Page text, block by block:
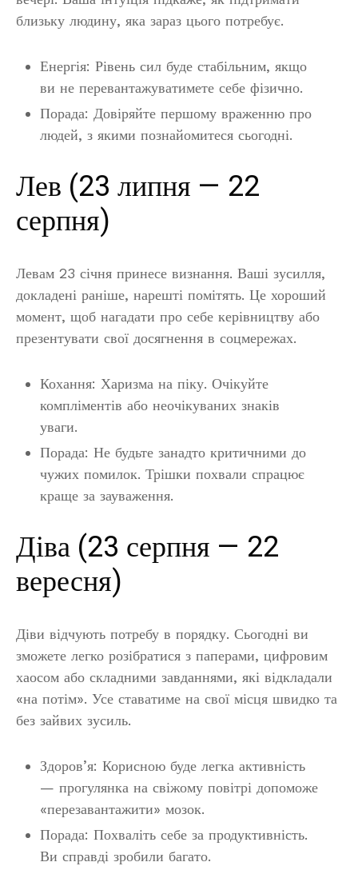
близьку людину, яка зараз цього потребує.
Енергія: Рівень сил буде стабільним, якщо
ви не перевантажуватимете себе фізично.
Порада: Довіряйте першому враженню про
людей, з якими познайомитеся сьогодні.
Лев (23 липня — 22
серпня)
Левам 23 січня принесе визнання. Ваші зусилля,
докладені раніше, нарешті помітять. Це хороший
момент, щоб нагадати про себе керівництву або
презентувати свої досягнення в соцмережах.
Кохання: Харизма на піку. Очікуйте
компліментів або неочікуваних знаків
уваги.
Порада: Не будьте занадто критичними до
чужих помилок. Трішки похвали спрацює
краще за зауваження.
Діва (23 серпня — 22
вересня)
Діви відчують потребу в порядку. Сьогодні ви
зможете легко розібратися з паперами, цифровим
хаосом або складними завданнями, які відкладали
«на потім». Усе ставатиме на свої місця швидко та
без зайвих зусиль.
Здоров’я: Корисною буде легка активність
— прогулянка на свіжому повітрі допоможе
«перезавантажити» мозок.
Порада: Похваліть себе за продуктивність.
Ви справді зробили багато.